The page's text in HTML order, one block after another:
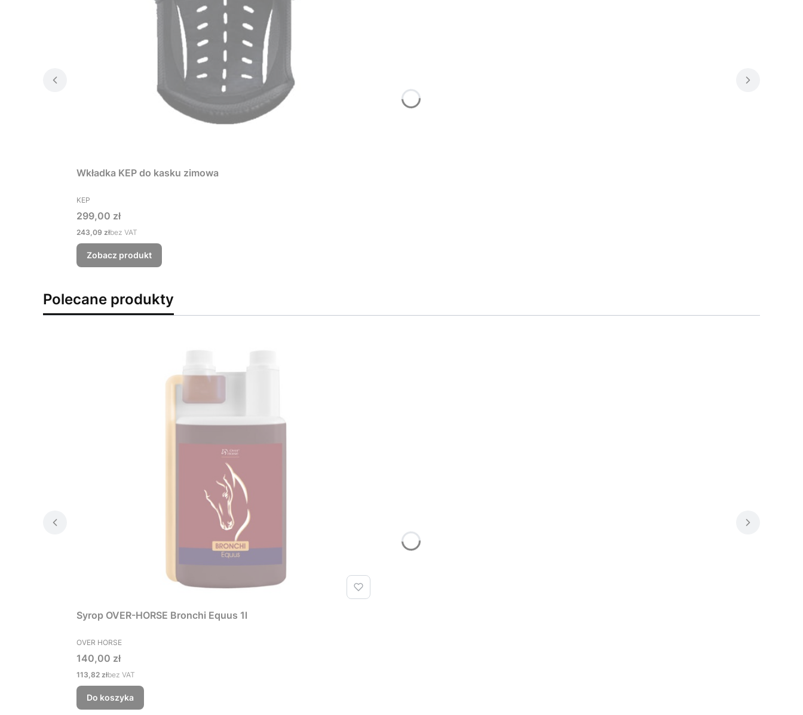
Wkładka KEP do kasku zimowa
PRODUCENT
KEP
Cena
299,00 zł
Cena
243,09 złbez VAT
Zobacz produkt
Polecane produkty
Syrop OVER-HORSE Bronchi Equus 1l
PRODUCENT
OVER HORSE
Cena
140,00 zł
Cena
113,82 złbez VAT
Do koszyka